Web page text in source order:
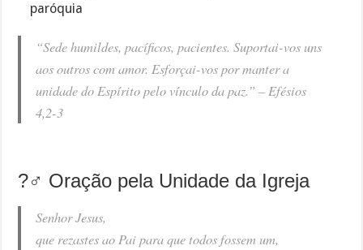
paróquia
“Sede humildes, pacíficos, pacientes. Suportai-vos uns
aos outros com amor. Esforçai-vos por manter a
unidade do Espírito pelo vínculo da paz.” – Efésios
4,2-3
?‍♂️ Oração pela Unidade da Igreja
Senhor Jesus,
que rezastes ao Pai para que todos fossem um,